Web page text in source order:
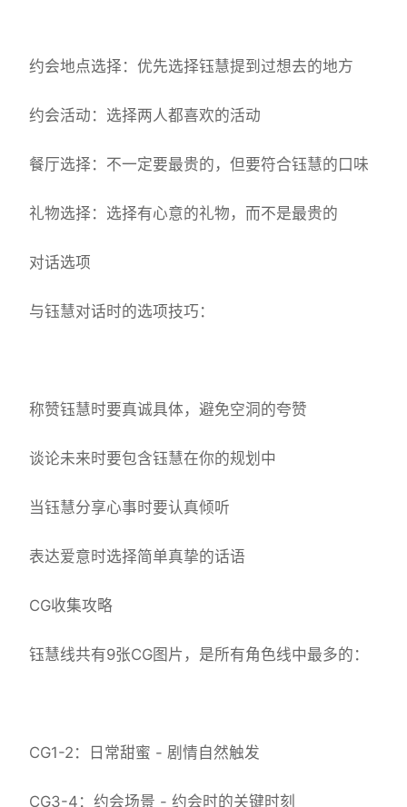
约会地点选择：优先选择钰慧提到过想去的地方
约会活动：选择两人都喜欢的活动
餐厅选择：不一定要最贵的，但要符合钰慧的口味
礼物选择：选择有心意的礼物，而不是最贵的
对话选项
与钰慧对话时的选项技巧：
称赞钰慧时要真诚具体，避免空洞的夸赞
谈论未来时要包含钰慧在你的规划中
当钰慧分享心事时要认真倾听
表达爱意时选择简单真挚的话语
CG收集攻略
钰慧线共有9张CG图片，是所有角色线中最多的：
CG1-2：日常甜蜜 - 剧情自然触发
CG3-4：约会场景 - 约会时的关键时刻